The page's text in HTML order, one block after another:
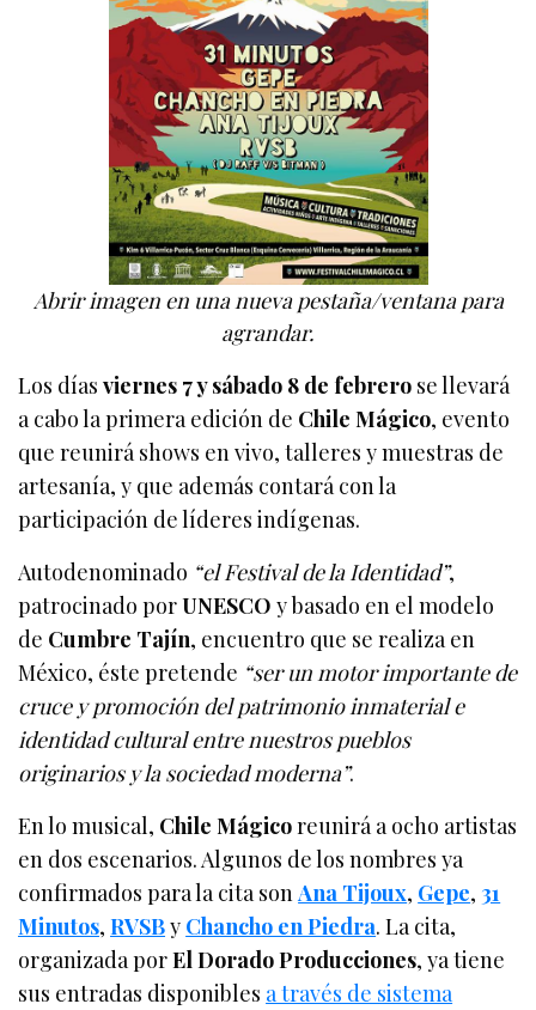
Abrir imagen en una nueva pestaña/ventana para
agrandar.
Los díasviernes 7 y sábado 8 de febrero se llevará
a cabo la primera edición de Chile Mágico, evento
que reunirá shows en vivo, talleres y muestras de
artesanía, y que además contará con la
participación de líderes indígenas.
Autodenominado “el Festival de la Identidad”,
patrocinado porUNESCO y basado en el modelo
de Cumbre Tajín, encuentro que se realiza en
México, éste pretende “ser un motor importante de
cruce y promoción del patrimonio inmaterial e
identidad cultural entre nuestros pueblos
originarios y la sociedad moderna”.
En lo musical, Chile Mágicoreunirá a ocho artistas
en dos escenarios. Algunos de los nombres ya
confirmados para la cita sonAna Tijoux, Gepe, 31
Minutos,RVSBy Chancho en Piedra. La cita,
organizada porEl Dorado Producciones, ya tiene
sus entradas disponibles a través de sistema